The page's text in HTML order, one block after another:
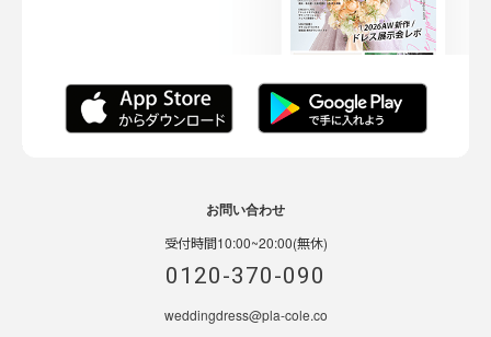
お問い合わせ
受付時間10:00~20:00(無休)
0120-370-090
weddingdress@pla-cole.co